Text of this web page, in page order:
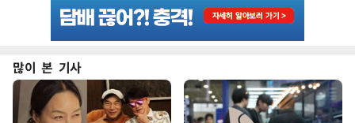
많이 본 기사